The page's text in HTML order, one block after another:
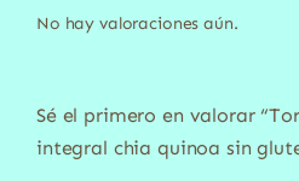
No hay valoraciones aún.
Sé el primero en valorar
integral chia quinoa sin